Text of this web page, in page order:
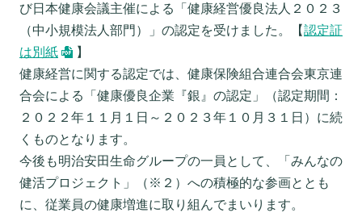
び日本健康会議主催による「健康経営優良法人２０２３
（中小規模法人部門）」の認定を受けました。【認定証
は別紙
】
健康経営に関する認定では、健康保険組合連合会東京連
合会による「健康優良企業『銀』の認定」（認定期間：
２０２２年１１月１日～２０２３年１０月３１日）に続
くものとなります。
今後も明治安田生命グループの一員として、「みんなの
健活プロジェクト」（※２）への積極的な参画ととも
に、従業員の健康増進に取り組んでまいります。